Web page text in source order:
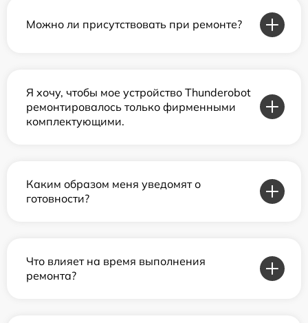
Можно ли присутствовать при ремонте?
Я хочу, чтобы мое устройство Thunderobot
ремонтировалось только фирменными
комплектующими.
Каким образом меня уведомят о
готовности?
Что влияет на время выполнения
ремонта?